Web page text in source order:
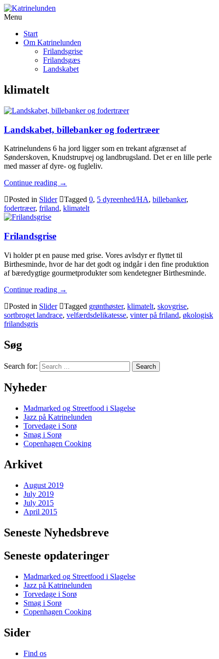
Menu
Start
Om Katrinelunden
Frilandsgrise
Frilandsgæs
Landskabet
klimatelt
Landskabet, billebanker og fodertræer
Katrinelundens 6 ha jord ligger som en trekant afgrænset af
Sønderskoven, Knudstrupvej og landbrugsland. Det er en lille perle
med masser af dyre- og fugleliv.
Continue reading →
Posted in Slider Tagged 0, 5 dyreenhed/HA, billebanker,
fodertræer, friland, klimatelt
Frilandsgrise
Vi holder pt en pause med grise. Vores avlsdyr er flyttet til
Birthesminde, hvor de har det godt og indgår i den fine produktion
af bæredygtige gourmetprodukter som kendetegner Birthesminde.
Continue reading →
Posted in Slider Tagged grønthøster, klimatelt, skovgrise,
sortbroget landrace, velfærdsdelikatesse, vinter på friland, økologisk
frilandsgris
Søg
Search for:
Nyheder
Madmarked og Streetfood i Slagelse
Jazz på Katrinelunden
Torvedage i Sorø
Smag i Sorø
Copenhagen Cooking
Arkivet
August 2019
July 2019
July 2015
April 2015
Seneste Nyhedsbreve
Seneste opdateringer
Madmarked og Streetfood i Slagelse
Jazz på Katrinelunden
Torvedage i Sorø
Smag i Sorø
Copenhagen Cooking
Sider
Find os